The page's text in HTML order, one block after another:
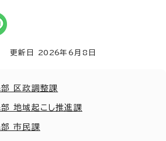
新日 2026年6月8日
区政調整課
地域起こし推進課
市民課